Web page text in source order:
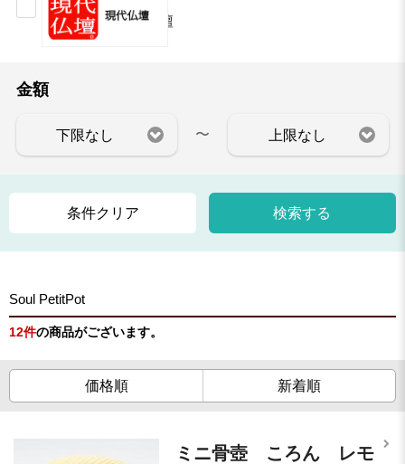
現代仏壇
金額
下限なし 〜 上限なし
条件クリア 検索する
Soul PetitPot
12件の商品がございます。
価格順 新着順
ミニ骨壺 ころん レモ